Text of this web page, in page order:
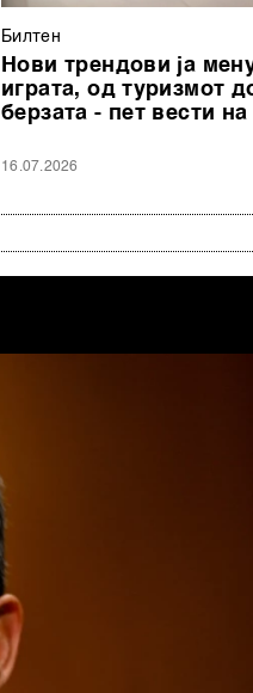
Билтен
Нови трендови ја
играта, од туризмот
берзата - пет вести
16.07.2026